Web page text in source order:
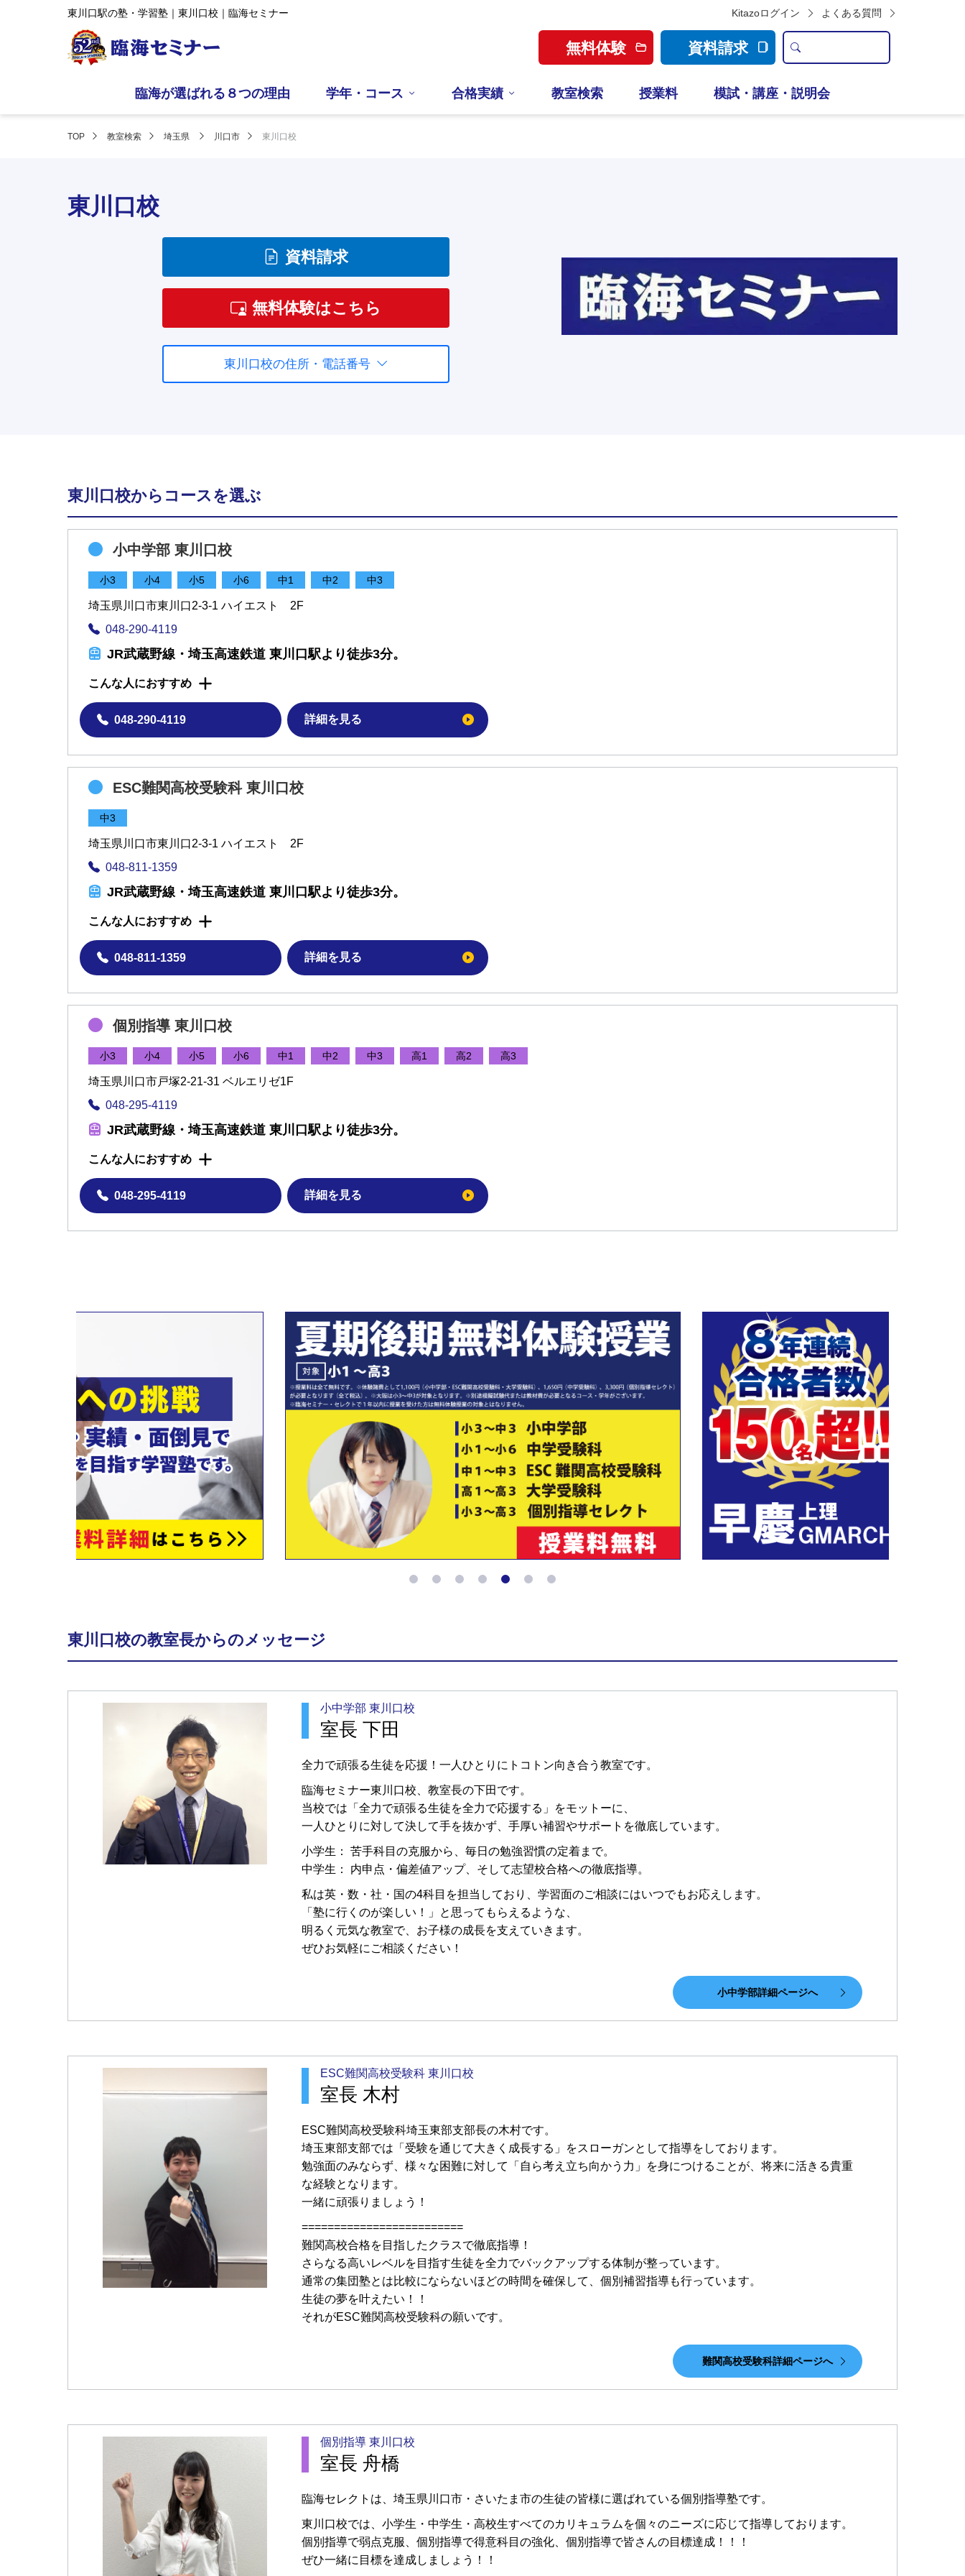
東川口駅の塾・学習塾｜東川口校｜臨海セミナー Kitazoログイン よくある質問
無料体験 資料請求
臨海が選ばれる８つの理由 学年・コース 合格実績 教室検索 授業料 模試・講座・説明会
TOP 教室検索 埼玉県 川口市 東川口校
東川口校
資料請求
無料体験はこちら
東川口校の住所・電話番号
東川口校からコースを選ぶ
小中学部 東川口校
小3 小4 小5 小6 中1 中2 中3
埼玉県川口市東川口2-3-1 ハイエスト 2F
048-290-4119
JR武蔵野線・埼玉高速鉄道 東川口駅より徒歩3分。
こんな人におすすめ
048-290-4119 詳細を見る
ESC難関高校受験科 東川口校
中3
埼玉県川口市東川口2-3-1 ハイエスト 2F
048-811-1359
JR武蔵野線・埼玉高速鉄道 東川口駅より徒歩3分。
こんな人におすすめ
048-811-1359 詳細を見る
個別指導 東川口校
小3 小4 小5 小6 中1 中2 中3 高1 高2 高3
埼玉県川口市戸塚2-21-31 ベルエリゼ1F
048-295-4119
JR武蔵野線・埼玉高速鉄道 東川口駅より徒歩3分。
こんな人におすすめ
048-295-4119 詳細を見る
東川口校の教室長からのメッセージ
小中学部 東川口校
室長 下田
全力で頑張る生徒を応援！一人ひとりにトコトン向き合う教室です。
臨海セミナー東川口校、教室長の下田です。
当校では「全力で頑張る生徒を全力で応援する」をモットーに、
一人ひとりに対して決して手を抜かず、手厚い補習やサポートを徹底しています。
小学生： 苦手科目の克服から、毎日の勉強習慣の定着まで。
中学生： 内申点・偏差値アップ、そして志望校合格への徹底指導。
私は英・数・社・国の4科目を担当しており、学習面のご相談にはいつでもお応えします。
「塾に行くのが楽しい！」と思ってもらえるような、
明るく元気な教室で、お子様の成長を支えていきます。
ぜひお気軽にご相談ください！
小中学部詳細ページへ
ESC難関高校受験科 東川口校
室長 木村
ESC難関高校受験科埼玉東部支部長の木村です。
埼玉東部支部では「受験を通じて大きく成長する」をスローガンとして指導をしております。
勉強面のみならず、様々な困難に対して「自ら考え立ち向かう力」を身につけることが、将来に活きる貴重
な経験となります。
一緒に頑張りましょう！
=========================
難関高校合格を目指したクラスで徹底指導！
さらなる高いレベルを目指す生徒を全力でバックアップする体制が整っています。
通常の集団塾とは比較にならないほどの時間を確保して、個別補習指導も行っています。
生徒の夢を叶えたい！！
それがESC難関高校受験科の願いです。
難関高校受験科詳細ページへ
個別指導 東川口校
室長 舟橋
臨海セレクトは、埼玉県川口市・さいたま市の生徒の皆様に選ばれている個別指導塾です。
東川口校では、小学生・中学生・高校生すべてのカリキュラムを個々のニーズに応じて指導しております。
個別指導で弱点克服、個別指導で得意科目の強化、個別指導で皆さんの目標達成！！！
ぜひ一緒に目標を達成しましょう！！